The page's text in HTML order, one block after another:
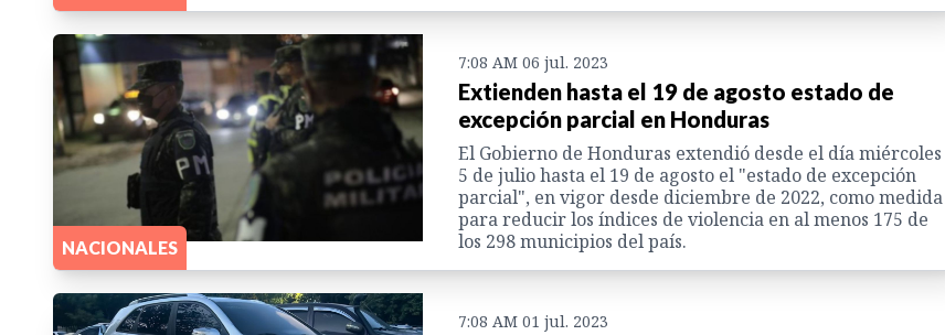
NACIONALES
7:08 AM 06 jul. 2023
Extienden hasta el 19 de agosto estado de
excepción parcial en Honduras
El Gobierno de Honduras extendió desde el día miércoles
5 de julio hasta el 19 de agosto el "estado de excepción
parcial", en vigor desde diciembre de 2022, como medida
para reducir los índices de violencia en al menos 175 de
los 298 municipios del país.
7:08 AM 01 jul. 2023